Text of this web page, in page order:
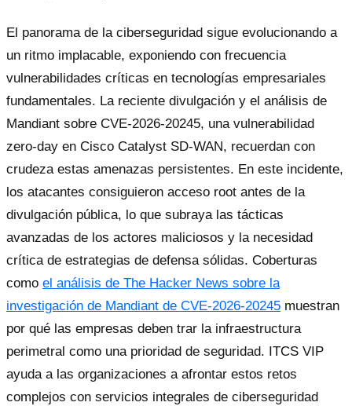
El panorama de la ciberseguridad sigue evolucionando a
un ritmo implacable, exponiendo con frecuencia
vulnerabilidades críticas en tecnologías empresariales
fundamentales. La reciente divulgación y el análisis de
Mandiant sobre CVE-2026-20245, una vulnerabilidad
zero-day en Cisco Catalyst SD-WAN, recuerdan con
crudeza estas amenazas persistentes. En este incidente,
los atacantes consiguieron acceso root antes de la
divulgación pública, lo que subraya las tácticas
avanzadas de los actores maliciosos y la necesidad
crítica de estrategias de defensa sólidas. Coberturas
como el análisis de The Hacker News sobre la
investigación de Mandiant de CVE-2026-20245 muestran
por qué las empresas deben trar la infraestructura
perimetral como una prioridad de seguridad. ITCS VIP
ayuda a las organizaciones a afrontar estos retos
complejos con servicios integrales de ciberseguridad